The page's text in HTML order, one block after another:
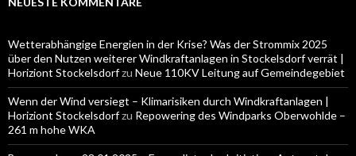
Wetterabhängige Energien in der Krise? Was der Strommix 2025
über den Nutzen weiterer Windkraftanlagen in Stockelsdorf verrät |
Horiziont Stockelsdorfzu Neue 110KV Leitung auf Gemeindegebiet
Wenn der Wind versiegt – Klimarisiken durch Windkraftanlagen |
Horiziont Stockelsdorfzu Repowering des Windparks Oberwohlde –
261 m hohe WKA